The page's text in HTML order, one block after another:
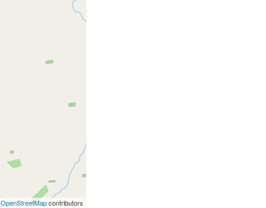
OpenStreetMapcontributors